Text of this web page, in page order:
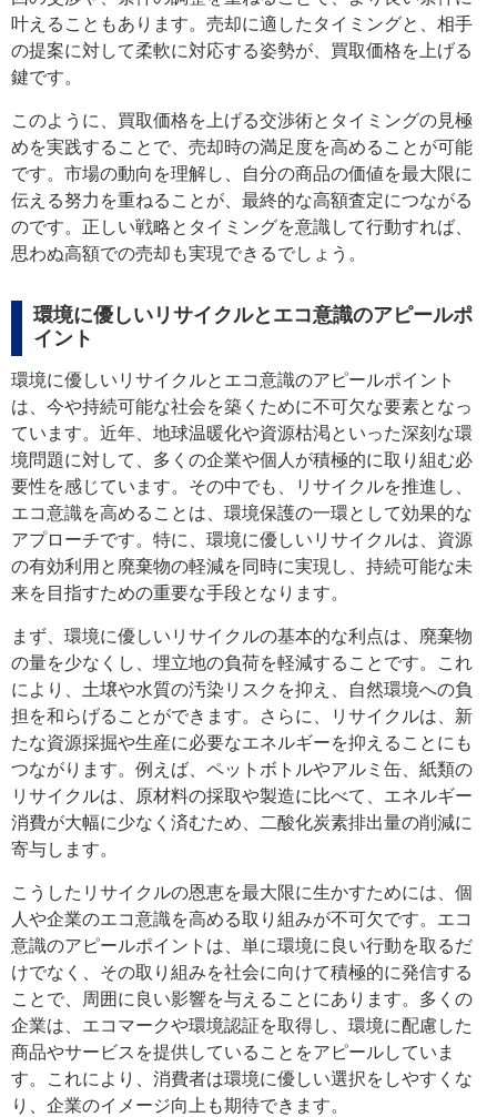
叶えることもあります。売却に適したタイミングと、相手
の提案に対して柔軟に対応する姿勢が、買取価格を上げる
鍵です。
このように、買取価格を上げる交渉術とタイミングの見極
めを実践することで、売却時の満足度を高めることが可能
です。市場の動向を理解し、自分の商品の価値を最大限に
伝える努力を重ねることが、最終的な高額査定につながる
のです。正しい戦略とタイミングを意識して行動すれば、
思わぬ高額での売却も実現できるでしょう。
環境に優しいリサイクルとエコ意識のアピールポ
イント
環境に優しいリサイクルとエコ意識のアピールポイント
は、今や持続可能な社会を築くために不可欠な要素となっ
ています。近年、地球温暖化や資源枯渇といった深刻な環
境問題に対して、多くの企業や個人が積極的に取り組む必
要性を感じています。その中でも、リサイクルを推進し、
エコ意識を高めることは、環境保護の一環として効果的な
アプローチです。特に、環境に優しいリサイクルは、資源
の有効利用と廃棄物の軽減を同時に実現し、持続可能な未
来を目指すための重要な手段となります。
まず、環境に優しいリサイクルの基本的な利点は、廃棄物
の量を少なくし、埋立地の負荷を軽減することです。これ
により、土壌や水質の汚染リスクを抑え、自然環境への負
担を和らげることができます。さらに、リサイクルは、新
たな資源採掘や生産に必要なエネルギーを抑えることにも
つながります。例えば、ペットボトルやアルミ缶、紙類の
リサイクルは、原材料の採取や製造に比べて、エネルギー
消費が大幅に少なく済むため、二酸化炭素排出量の削減に
寄与します。
こうしたリサイクルの恩恵を最大限に生かすためには、個
人や企業のエコ意識を高める取り組みが不可欠です。エコ
意識のアピールポイントは、単に環境に良い行動を取るだ
けでなく、その取り組みを社会に向けて積極的に発信する
ことで、周囲に良い影響を与えることにあります。多くの
企業は、エコマークや環境認証を取得し、環境に配慮した
商品やサービスを提供していることをアピールしていま
す。これにより、消費者は環境に優しい選択をしやすくな
り、企業のイメージ向上も期待できます。